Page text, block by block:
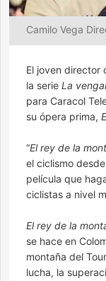
Camilo Vega
El joven director
la serie La
para Caracol
su ópera prima,
“El rey de la
el ciclismo
película que
ciclistas a nivel
El rey de la
se hace en
montaña del
lucha, la